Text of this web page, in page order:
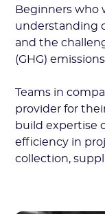
Beginners who
understanding
and the
(GHG)
Teams in
provider for
build expertise
efficiency in
collection,